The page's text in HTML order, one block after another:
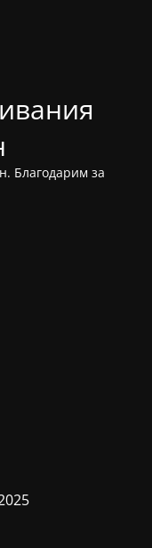
Благодарим за